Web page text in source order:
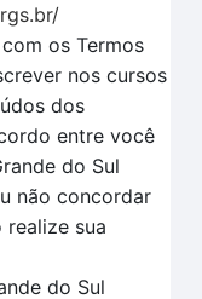
os Termos
nos cursos
dos
entre você
do Sul
não concordar
realize sua
do Sul